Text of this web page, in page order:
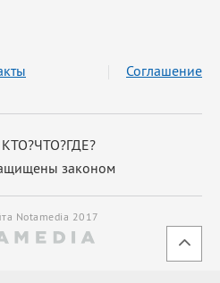
законом
Соглашение
Notamedia 2017